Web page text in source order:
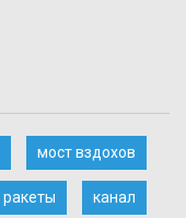
мост вздохов
ракеты канал